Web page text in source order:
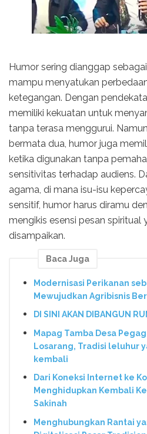
Humor sering dianggap
mampu menyatukan
ketegangan. Dengan
memiliki kekuatan untuk
tanpa terasa menggurui.
bermata dua, humor juga
ketika digunakan tanpa
sensitivitas terhadap audiens.
agama, di mana isu-isu
sensitif, humor harus diramu
mengikis esensi pesan spiritual
disampaikan.
Baca Juga
Modernisasi Perikanan
Mewujudkan Agribisnis
DI SINI AKAN DIBANGUN
Mapag Tamba Desa
Losarang, Tradisi leluhur
kembali
Dari Koneksi Internet ke
Menghidupkan Kembali
Sakinah
Menghubungkan Rantai